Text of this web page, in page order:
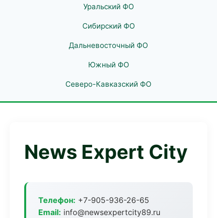
Уральский ФО
Сибирский ФО
Дальневосточный ФО
Южный ФО
Северо-Кавказский ФО
News Expert City
Телефон: +7-905-936-26-65
Email: info@newsexpertcity89.ru